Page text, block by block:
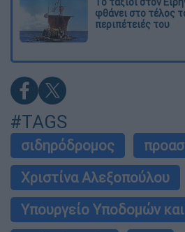
φθάνει στο τέλος
περιπέτειές του
#TAGS
σιδηρόδρομος
Χριστίνα Αλεξοπούλου
Υπουργείο Υποδομών